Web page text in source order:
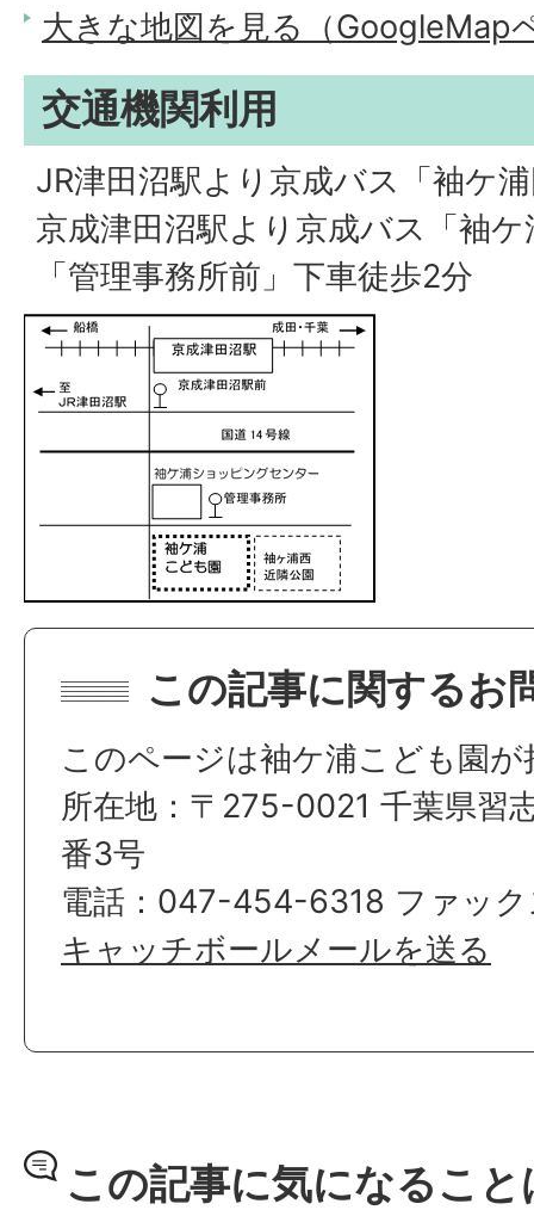
大きな地図を見る（GoogleMap
交通機関利用
JR津田沼駅より京成バス「袖ケ
京成津田沼駅より京成バス「袖
「管理事務所前」下車徒歩2分
この記事に関するお
このページは袖ケ浦こども園
所在地：〒275-0021 千葉県習
番3号
電話：047-454-6318 ファッ
キャッチボールメールを送る
この記事に気になるこ